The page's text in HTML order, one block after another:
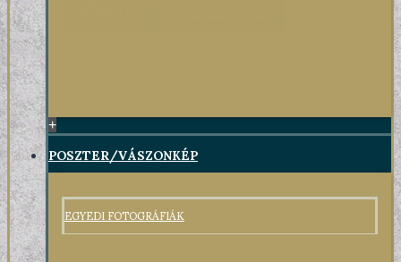
+
POSZTER/VÁSZONKÉP
EGYEDI FOTOGRÁFIÁK